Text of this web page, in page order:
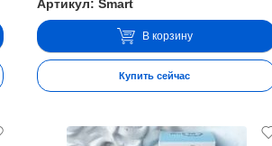
Артикул: Smart
В корзину
Купить сейчас